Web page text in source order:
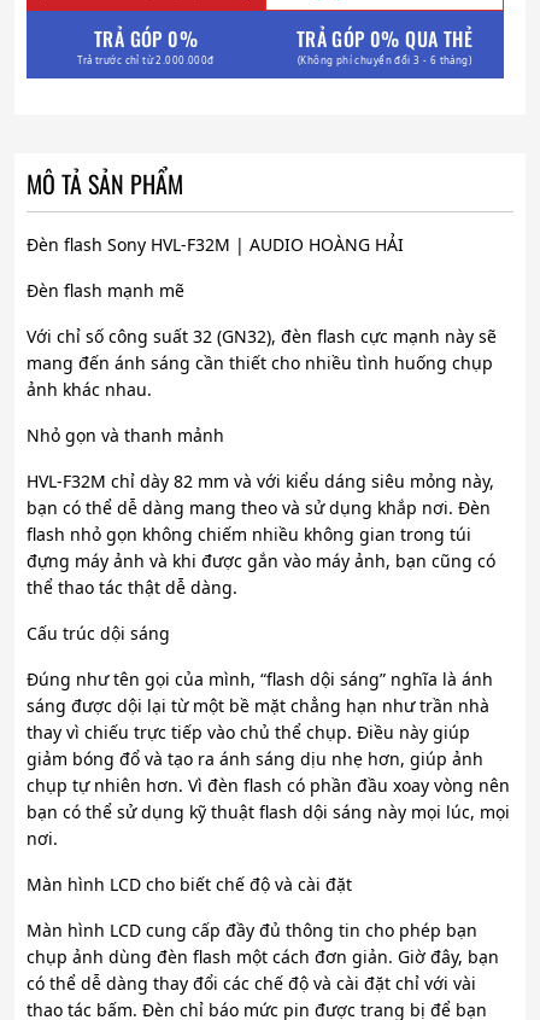
TRẢ GÓP 0%
Trả trước chỉ từ 2.000.000đ
TRẢ GÓP 0% QUA THẺ
(Không phí chuyển đổi 3 - 6 tháng)
MÔ TẢ SẢN PHẨM
Đèn flash Sony HVL-F32M | AUDIO HOÀNG HẢI
Đèn flash mạnh mẽ
Với chỉ số công suất 32 (GN32), đèn flash cực mạnh này sẽ
mang đến ánh sáng cần thiết cho nhiều tình huống chụp
ảnh khác nhau.
Nhỏ gọn và thanh mảnh
HVL-F32M chỉ dày 82 mm và với kiểu dáng siêu mỏng này,
bạn có thể dễ dàng mang theo và sử dụng khắp nơi. Đèn
flash nhỏ gọn không chiếm nhiều không gian trong túi
đựng máy ảnh và khi được gắn vào máy ảnh, bạn cũng có
thể thao tác thật dễ dàng.
Cấu trúc dội sáng
Đúng như tên gọi của mình, “flash dội sáng” nghĩa là ánh
sáng được dội lại từ một bề mặt chẳng hạn như trần nhà
thay vì chiếu trực tiếp vào chủ thể chụp. Điều này giúp
giảm bóng đổ và tạo ra ánh sáng dịu nhẹ hơn, giúp ảnh
chụp tự nhiên hơn. Vì đèn flash có phần đầu xoay vòng nên
bạn có thể sử dụng kỹ thuật flash dội sáng này mọi lúc, mọi
nơi.
Màn hình LCD cho biết chế độ và cài đặt
Màn hình LCD cung cấp đầy đủ thông tin cho phép bạn
chụp ảnh dùng đèn flash một cách đơn giản. Giờ đây, bạn
có thể dễ dàng thay đổi các chế độ và cài đặt chỉ với vài
thao tác bấm. Đèn chỉ báo mức pin được trang bị để bạn